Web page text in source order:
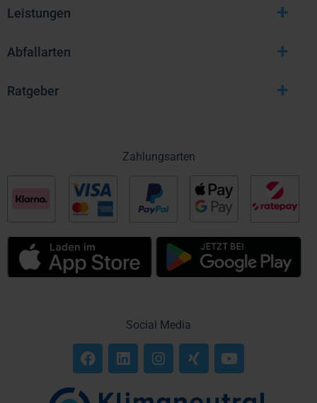
Leistungen +
Abfallarten +
Ratgeber +
Zahlungsarten
Social Media